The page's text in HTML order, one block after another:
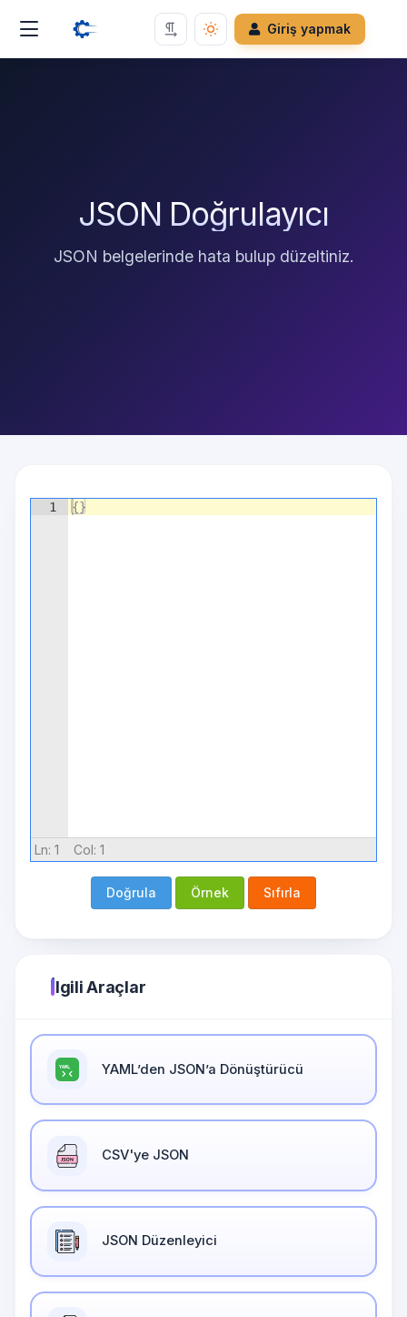
Giriş yapmak
JSON Doğrulayıcı
JSON belgelerinde hata bulup düzeltiniz.
1 {}
Ln: 1 Col: 1
Doğrula Örnek Sıfırla
İlgili Araçlar
YAML’den JSON’a Dönüştürücü
CSV'ye JSON
JSON Düzenleyici